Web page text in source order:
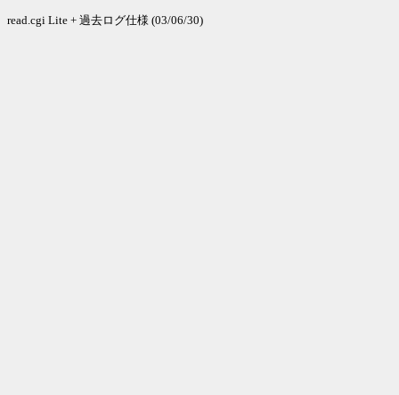
read.cgi Lite + 過去ログ仕様 (03/06/30)